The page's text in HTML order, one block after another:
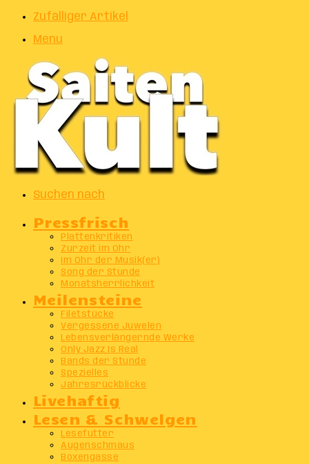
Zufälliger Artikel
Menu
Suchen nach
Pressfrisch
Plattenkritiken
Zurzeit im Ohr
Im Ohr der Musik(er)
Song der Stunde
Monatsherrlichkeit
Meilensteine
Filetstücke
Vergessene Juwelen
Lebensverlängernde Werke
Only Jazz Is Real
Bands der Stunde
Spezielles
Jahresrückblicke
Livehaftig
Lesen & Schwelgen
Lesefutter
Augenschmaus
Boxengasse